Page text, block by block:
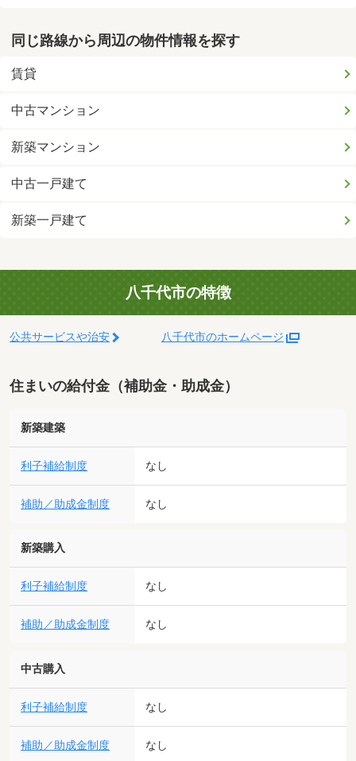
同じ路線から周辺の物件情報を探す
賃貸
中古マンション
新築マンション
中古一戸建て
新築一戸建て
八千代市の特徴
公共サービスや治安 八千代市のホームページ
住まいの給付金（補助金・助成金）
新築建築
利子補給制度 なし
補助／助成金制度 なし
新築購入
利子補給制度 なし
補助／助成金制度 なし
中古購入
利子補給制度 なし
補助／助成金制度 なし